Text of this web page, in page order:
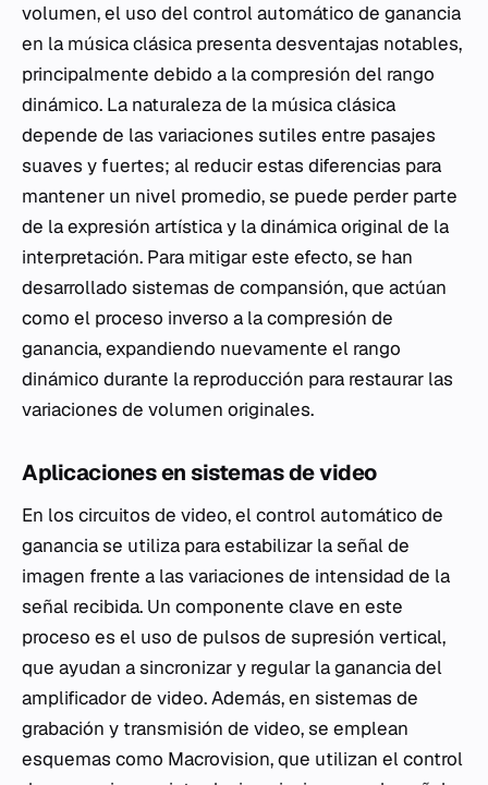
volumen, el uso del control automático de ganancia
en la música clásica presenta desventajas notables,
principalmente debido a la compresión del rango
dinámico. La naturaleza de la música clásica
depende de las variaciones sutiles entre pasajes
suaves y fuertes; al reducir estas diferencias para
mantener un nivel promedio, se puede perder parte
de la expresión artística y la dinámica original de la
interpretación. Para mitigar este efecto, se han
desarrollado sistemas de compansión, que actúan
como el proceso inverso a la compresión de
ganancia, expandiendo nuevamente el rango
dinámico durante la reproducción para restaurar las
variaciones de volumen originales.
Aplicaciones en sistemas de video
En los circuitos de video, el control automático de
ganancia se utiliza para estabilizar la señal de
imagen frente a las variaciones de intensidad de la
señal recibida. Un componente clave en este
proceso es el uso de pulsos de supresión vertical,
que ayudan a sincronizar y regular la ganancia del
amplificador de video. Además, en sistemas de
grabación y transmisión de video, se emplean
esquemas como Macrovision, que utilizan el control